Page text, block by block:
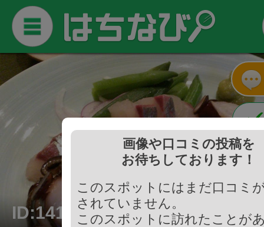
ID:141196
画像や口コミの投稿を
お待ちしております！
このスポットにはまだ口コミ
されていません。
このスポットに訪れたことが